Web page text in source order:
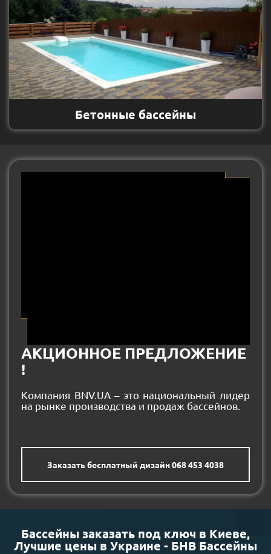
Бетонные бассейны
АКЦИОННОЕ ПРЕДЛОЖЕНИЕ
!
Компания BNV.UA – это национальный лидер
на рынке производства и продаж бассейнов.
Заказать бесплатный дизайн 068 453 4038
Бассейны заказать под ключ в Киеве,
Лучшие цены в Украине - БНВ Бассейны